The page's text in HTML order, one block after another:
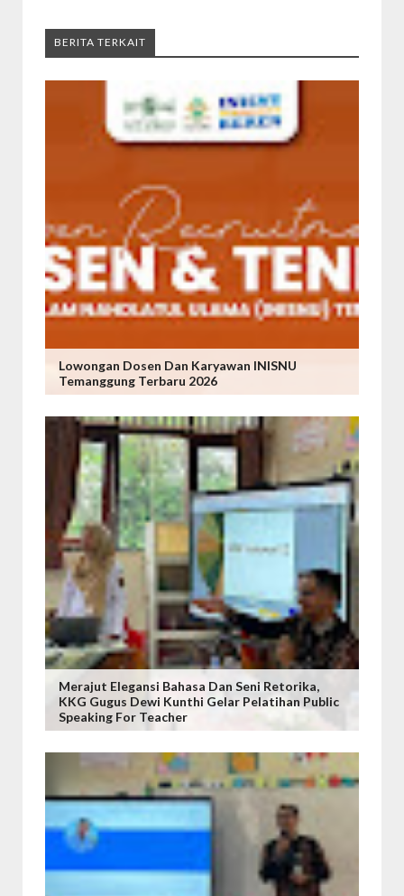
BERITA TERKAIT
Lowongan Dosen Dan Karyawan INISNU
Temanggung Terbaru 2026
Merajut Elegansi Bahasa Dan Seni Retorika,
KKG Gugus Dewi Kunthi Gelar Pelatihan Public
Speaking For Teacher